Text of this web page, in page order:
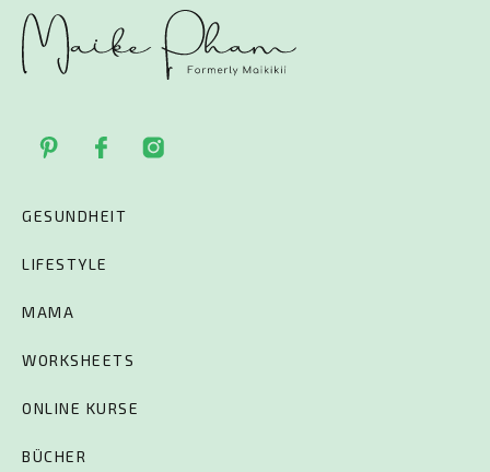
GESUNDHEIT
LIFESTYLE
MAMA
WORKSHEETS
ONLINE KURSE
BÜCHER